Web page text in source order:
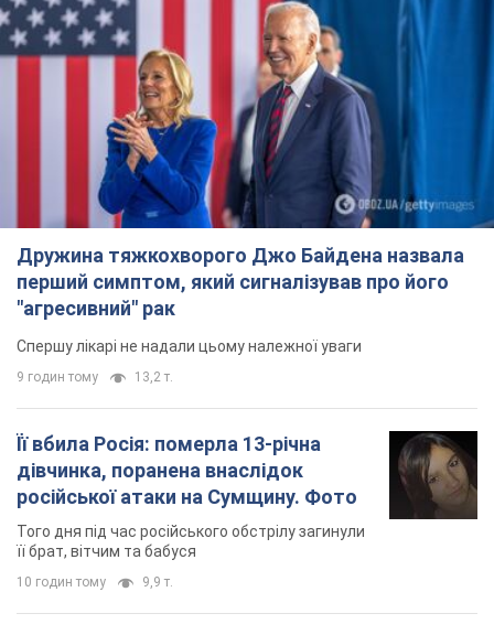
Дружина тяжкохворого Джо Байдена назвала
перший симптом, який сигналізував про його
"агресивний" рак
Спершу лікарі не надали цьому належної уваги
9 годин тому 13,2 т.
Її вбила Росія: померла 13-річна
дівчинка, поранена внаслідок
російської атаки на Сумщину. Фото
Того дня під час російського обстрілу загинули
її брат, вітчим та бабуся
10 годин тому 9,9 т.